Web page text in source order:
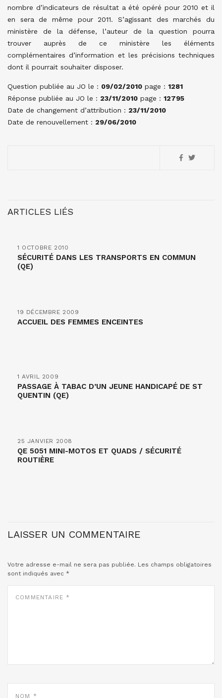
nombre d’indicateurs de résultat a été opéré pour 2010 et il
en sera de même pour 2011. S’agissant des marchés du
ministère de la défense, l’auteur de la question pourra
trouver auprès de ce ministère les éléments
complémentaires d’information et les précisions techniques
dont il pourrait souhaiter disposer.
Question publiée au JO le : 09/02/2010 page : 1281
Réponse publiée au JO le : 23/11/2010 page : 12795
Date de changement d’attribution : 23/11/2010
Date de renouvellement : 29/06/2010
ARTICLES LIÉS
1 OCTOBRE 2010
SÉCURITÉ DANS LES TRANSPORTS EN COMMUN
(QE)
19 DÉCEMBRE 2009
ACCUEIL DES FEMMES ENCEINTES
1 AVRIL 2009
PASSAGE À TABAC D’UN JEUNE HANDICAPÉ DE ST
QUENTIN (QE)
25 JANVIER 2008
QE 5051 MINI-MOTOS ET QUADS / SÉCURITÉ
ROUTIÈRE
LAISSER UN COMMENTAIRE
Votre adresse e-mail ne sera pas publiée. Les champs obligatoires
sont indiqués avec *